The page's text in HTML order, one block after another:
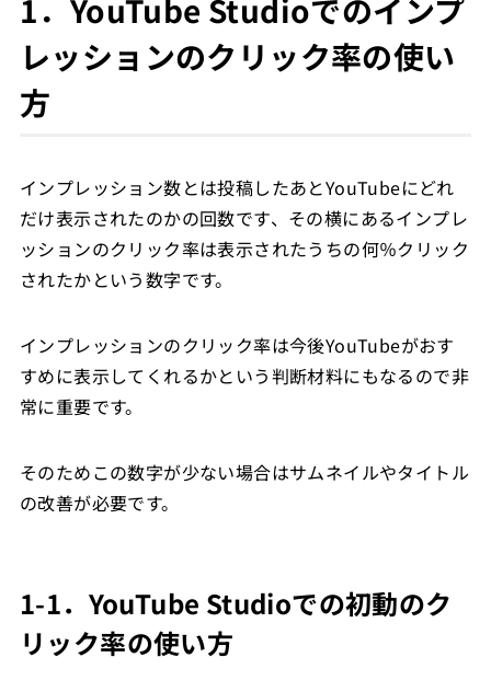
1．YouTube Studioでのインプ
レッションのクリック率の使い
方
インプレッション数とは投稿したあとYouTubeにどれ
だけ表示されたのかの回数です、その横にあるインプレ
ッションのクリック率は表示されたうちの何％クリック
されたかという数字です。
インプレッションのクリック率は今後YouTubeがおす
すめに表示してくれるかという判断材料にもなるので非
常に重要です。
そのためこの数字が少ない場合はサムネイルやタイトル
の改善が必要です。
1-1．YouTube Studioでの初動のク
リック率の使い方